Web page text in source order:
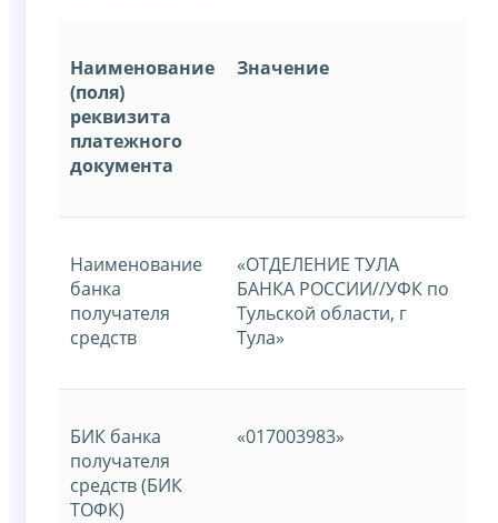
Наименование
(поля)
реквизита
платежного
документа
Значение
Наименование
банка
получателя
средств
«ОТДЕЛЕНИЕ ТУЛА
БАНКА РОССИИ//УФК по
Тульской области, г
Тула»
БИК банка
получателя
средств (БИК
ТОФК)
«017003983»